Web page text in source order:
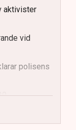
aktivister
vid
polisens
polis